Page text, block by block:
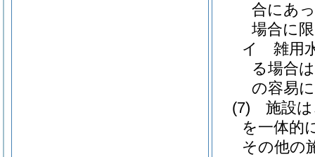
合にあ
場合に
イ
雑用
る場合
の容易
(7)
施設
を一体的
その他の